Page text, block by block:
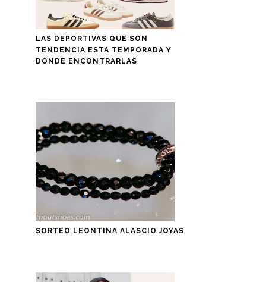
LAS DEPORTIVAS QUE SON
TENDENCIA ESTA TEMPORADA Y
DÓNDE ENCONTRARLAS
SORTEO LEONTINA ALASCIO JOYAS